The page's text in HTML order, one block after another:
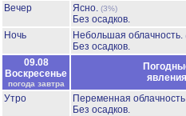
Вечер
Ясно. (3%)
Без осадков.
Ночь
Небольшая облачность.
Без осадков.
09.08
Воскресенье
погода завтра
явления
Утро
Переменная
Без осадков.